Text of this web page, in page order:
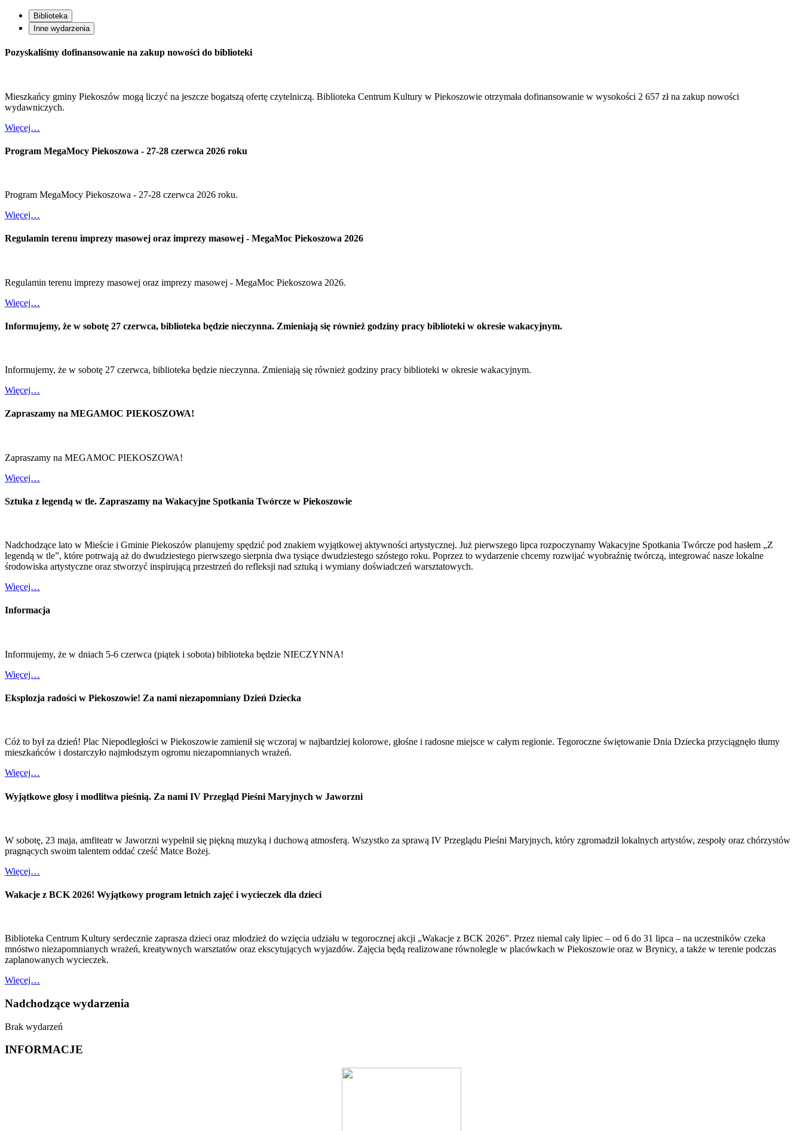
Biblioteka
Inne wydarzenia
Pozyskaliśmy dofinansowanie na zakup nowości do biblioteki
Mieszkańcy gminy Piekoszów mogą liczyć na jeszcze bogatszą ofertę czytelniczą. Biblioteka Centrum Kultury w Piekoszowie otrzymała dofinansowanie w wysokości 2 657 zł na zakup nowości
wydawniczych.
Więcej…
Program MegaMocy Piekoszowa - 27-28 czerwca 2026 roku
Program MegaMocy Piekoszowa - 27-28 czerwca 2026 roku.
Więcej…
Regulamin terenu imprezy masowej oraz imprezy masowej - MegaMoc Piekoszowa 2026
Regulamin terenu imprezy masowej oraz imprezy masowej - MegaMoc Piekoszowa 2026.
Więcej…
Informujemy, że w sobotę 27 czerwca, biblioteka będzie nieczynna. Zmieniają się również godziny pracy biblioteki w okresie wakacyjnym.
Informujemy, że w sobotę 27 czerwca, biblioteka będzie nieczynna. Zmieniają się również godziny pracy biblioteki w okresie wakacyjnym.
Więcej…
Zapraszamy na MEGAMOC PIEKOSZOWA!
Zapraszamy na MEGAMOC PIEKOSZOWA!
Więcej…
Sztuka z legendą w tle. Zapraszamy na Wakacyjne Spotkania Twórcze w Piekoszowie
Nadchodzące lato w Mieście i Gminie Piekoszów planujemy spędzić pod znakiem wyjątkowej aktywności artystycznej. Już pierwszego lipca rozpoczynamy Wakacyjne Spotkania Twórcze pod hasłem „Z
legendą w tle”, które potrwają aż do dwudziestego pierwszego sierpnia dwa tysiące dwudziestego szóstego roku. Poprzez to wydarzenie chcemy rozwijać wyobraźnię twórczą, integrować nasze lokalne
środowiska artystyczne oraz stworzyć inspirującą przestrzeń do refleksji nad sztuką i wymiany doświadczeń warsztatowych.
Więcej…
Informacja
Informujemy, że w dniach 5-6 czerwca (piątek i sobota) biblioteka będzie NIECZYNNA!
Więcej…
Eksplozja radości w Piekoszowie! Za nami niezapomniany Dzień Dziecka
Cóż to był za dzień! Plac Niepodległości w Piekoszowie zamienił się wczoraj w najbardziej kolorowe, głośne i radosne miejsce w całym regionie. Tegoroczne świętowanie Dnia Dziecka przyciągnęło tłumy
mieszkańców i dostarczyło najmłodszym ogromu niezapomnianych wrażeń.
Więcej…
Wyjątkowe głosy i modlitwa pieśnią. Za nami IV Przegląd Pieśni Maryjnych w Jaworzni
W sobotę, 23 maja, amfiteatr w Jaworzni wypełnił się piękną muzyką i duchową atmosferą. Wszystko za sprawą IV Przeglądu Pieśni Maryjnych, który zgromadził lokalnych artystów, zespoły oraz chórzystów
pragnących swoim talentem oddać cześć Matce Bożej.
Więcej…
Wakacje z BCK 2026! Wyjątkowy program letnich zajęć i wycieczek dla dzieci
Biblioteka Centrum Kultury serdecznie zaprasza dzieci oraz młodzież do wzięcia udziału w tegorocznej akcji „Wakacje z BCK 2026”. Przez niemal cały lipiec – od 6 do 31 lipca – na uczestników czeka
mnóstwo niezapomnianych wrażeń, kreatywnych warsztatów oraz ekscytujących wyjazdów. Zajęcia będą realizowane równolegle w placówkach w Piekoszowie oraz w Brynicy, a także w terenie podczas
zaplanowanych wycieczek.
Więcej…
Nadchodzące wydarzenia
Brak wydarzeń
INFORMACJE